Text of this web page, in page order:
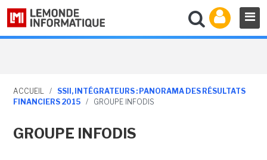
ACCUEIL /
SSII, INTÉGRATEURS : PANORAMA DES RÉSULTATS
FINANCIERS 2015
/ GROUPE INFODIS
GROUPE INFODIS